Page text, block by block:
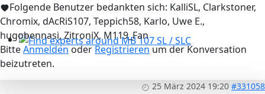
Find experts around MB 107 SL / SLC
Folgende Benutzer bedankten sich: KalliSL, Clarkstoner,
Chromix, dAcRiS107, Teppich58, Karlo, Uwe E.,
hugobennasi, ZitroniX, M119_Fan
BitteAnmeldenoderRegistrierenum der Konversation
beizutreten.
25 März 2024 19:20 #331058